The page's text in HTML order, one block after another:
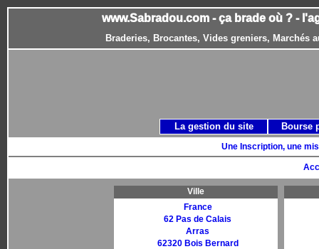
www.Sabradou.com - ça brade où ? -
Braderies, Brocantes, Vides greniers, Marchés
Une Inscription, une
Ville
France
62 Pas de Calais
Arras
62320 Bois Bernard
La gestion du site Bourse